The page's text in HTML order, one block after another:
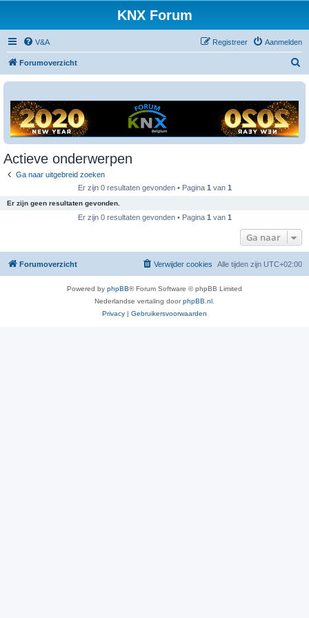
KNX Forum
V&A Aanmelden
Registreer
Forumoverzicht
Actieve onderwerpen
Ga naar uitgebreid zoeken
Er zijn 0 resultaten gevonden • Pagina 1 van 1
Er zijn geen resultaten gevonden.
Er zijn 0 resultaten gevonden • Pagina 1 van 1
Ga naar
Forumoverzicht Alle tijden zijn UTC+02:00
Verwijder cookies
Powered by phpBB® Forum Software © phpBB Limited
Nederlandse vertaling doorphpBB.nl
Privacy | Gebruikersvoorwaarden